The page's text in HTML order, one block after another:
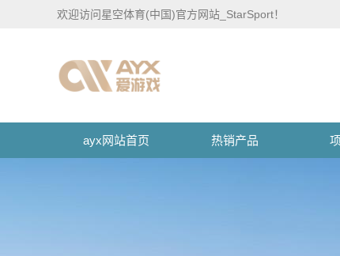
欢迎访问星空体育(中国)官方网站_StarSport！
ayx网站首页 热销产品